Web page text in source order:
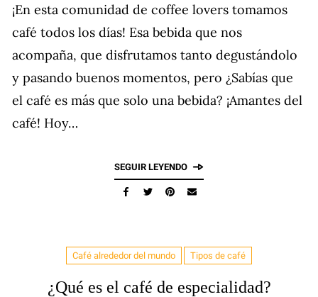
¡En esta comunidad de coffee lovers tomamos
café todos los días! Esa bebida que nos
acompaña, que disfrutamos tanto degustándolo
y pasando buenos momentos, pero ¿Sabías que
el café es más que solo una bebida? ¡Amantes del
café! Hoy…
SEGUIR LEYENDO
Café alrededor del mundo Tipos de café
¿Qué es el café de especialidad?